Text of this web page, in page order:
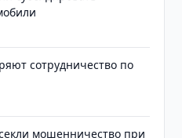
сотрудничество по
мошенничество при